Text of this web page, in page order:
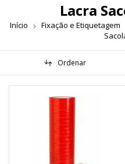
Lacra
Início Fixação e Etiquetagem
Ordenar